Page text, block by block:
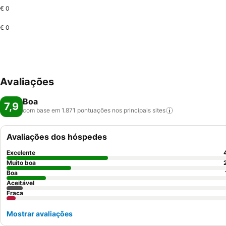
€ 0
€ 0
Avaliações
7,9 Boa
com base em 1.871 pontuações nos principais sites
Avaliações dos hóspedes
Excelente
Muito boa
Boa
Aceitável
Fraca
Mostrar avaliações